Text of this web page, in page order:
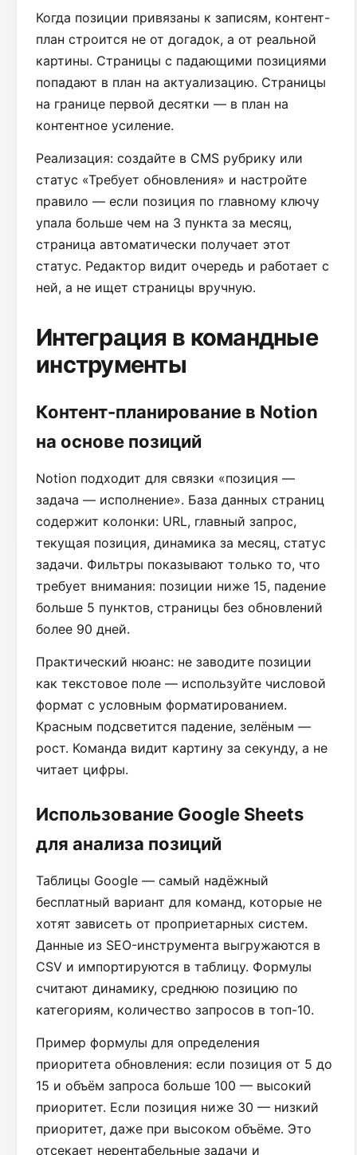
Когда позиции привязаны к записям, контент-
план строится не от догадок, а от реальной
картины. Страницы с падающими позициями
попадают в план на актуализацию. Страницы
на границе первой десятки — в план на
контентное усиление.
Реализация: создайте в CMS рубрику или
статус «Требует обновления» и настройте
правило — если позиция по главному ключу
упала больше чем на 3 пункта за месяц,
страница автоматически получает этот
статус. Редактор видит очередь и работает с
ней, а не ищет страницы вручную.
Интеграция в командные
инструменты
Контент-планирование в Notion
на основе позиций
Notion подходит для связки «позиция —
задача — исполнение». База данных страниц
содержит колонки: URL, главный запрос,
текущая позиция, динамика за месяц, статус
задачи. Фильтры показывают только то, что
требует внимания: позиции ниже 15, падение
больше 5 пунктов, страницы без обновлений
более 90 дней.
Практический нюанс: не заводите позиции
как текстовое поле — используйте числовой
формат с условным форматированием.
Красным подсветится падение, зелёным —
рост. Команда видит картину за секунду, а не
читает цифры.
Использование Google Sheets
для анализа позиций
Таблицы Google — самый надёжный
бесплатный вариант для команд, которые не
хотят зависеть от проприетарных систем.
Данные из SEO-инструмента выгружаются в
CSV и импортируются в таблицу. Формулы
считают динамику, среднюю позицию по
категориям, количество запросов в топ-10.
Пример формулы для определения
приоритета обновления: если позиция от 5 до
15 и объём запроса больше 100 — высокий
приоритет. Если позиция ниже 30 — низкий
приоритет, даже при высоком объёме. Это
отсекает нерентабельные задачи и